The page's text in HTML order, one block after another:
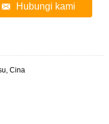
Hubungi kami
Cina